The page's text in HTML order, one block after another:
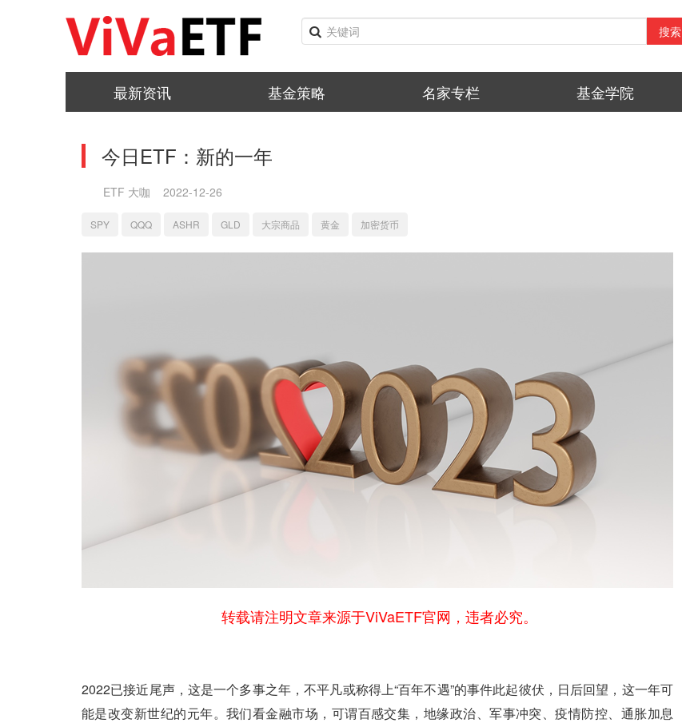
搜索
最新资讯 基金策略 名家专栏 基金学院
今日ETF：新的一年
ETF 大咖 2022-12-26
SPY QQQ ASHR GLD 大宗商品 黄金 加密货币
转载请注明文章来源于ViVaETF官网，违者必究。
2022已接近尾声，这是一个多事之年，不平凡或称得上“百年不遇”的事件此起彼伏，日后回望，这一年可
能是改变新世纪的元年。我们看金融市场，可谓百感交集，地缘政治、军事冲突、疫情防控、通胀加息